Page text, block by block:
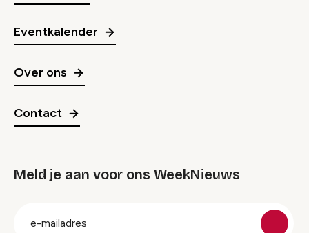
Eventkalender
Over ons
Contact
Meld je aan voor ons WeekNieuws